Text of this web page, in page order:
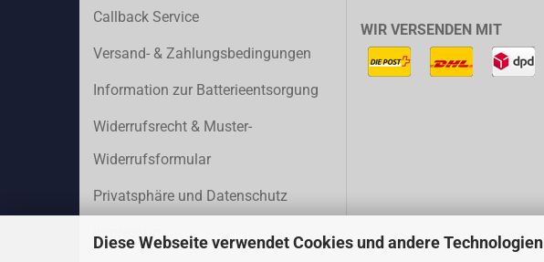
Diese Webseite verwendet Cookies und andere Technologien
Callback Service
Versand- & Zahlungsbedingungen
Information zur Batterieentsorgung
Widerrufsrecht & Muster-
Widerrufsformular
Privatsphäre und Datenschutz
Impressum
WIR VERSENDEN MIT